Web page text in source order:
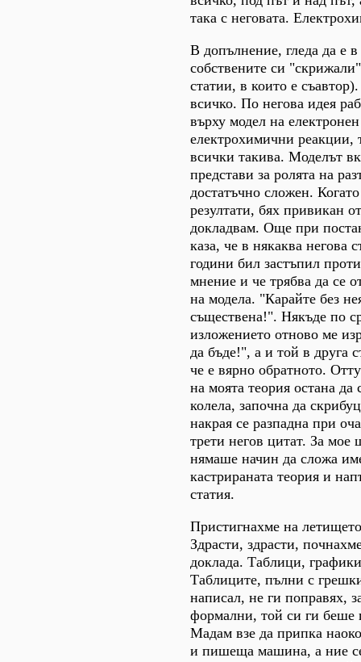
така с неговата.
В допълнение, гледа да е
собствените си
статии, в които е
всичко. По негова идея
върху модел на
електрохимични реакции,
всички такива. Моделът
представи за ролята на
достатъчно сложен.
резултати, бях привикан
докладвам. Още при
каза, че в някаква негова
години бил застъпил
мнение и че трябва да се
на модела. "Карайте без
съществена!". Някъде по
изложението отново ме
да бъде!", а и той в друга
че е вярно обратното.
на моята теория остана да
колела, започна да
накрая се разпадна при
трети негов цитат. За мое
нямаше начин да сложа
кастрираната теория и
статия.
Пристигнахме на
Здрасти, здрасти,
доклада. Таблици,
Таблиците, пълни с
написал, не ги поправях,
формални, той си ги беше
Мадам взе да припка
и пишеща машина, а ние